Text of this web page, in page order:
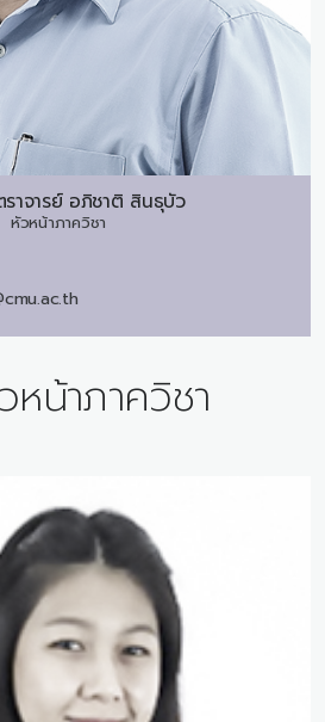
าจารย์ อภิชาติ สินธุบัว
หัวหน้าภาควิชา
หน้าภาควิชา